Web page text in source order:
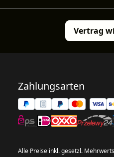
Vertrag
Zahlungsarten
Alle Preise inkl. gesetzl.